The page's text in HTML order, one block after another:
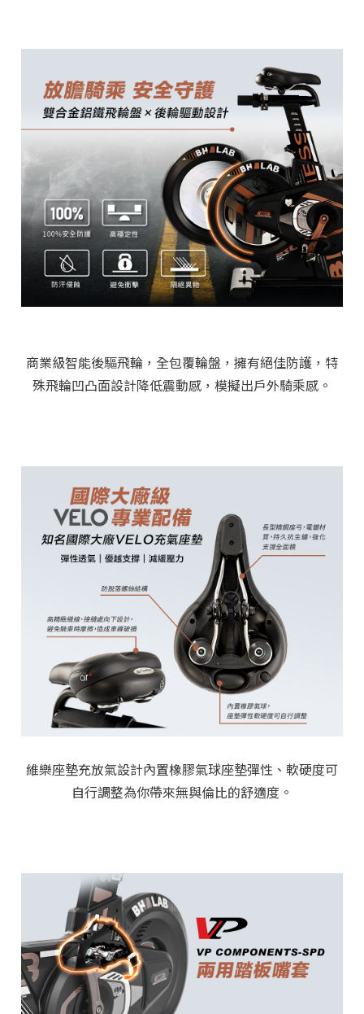
商業級智能後驅飛輪，全包覆輪盤，擁有絕佳防護，特
殊飛輪凹凸面設計降低震動感，模擬出戶外騎乘感。
維樂座墊充放氣設計內置橡膠氣球座墊彈性、軟硬度可
自行調整為你帶來無與倫比的舒適度。